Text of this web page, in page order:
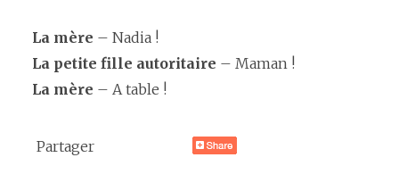
La mère – Nadia !
La petite fille autoritaire – Maman !
La mère – A table !
Partager